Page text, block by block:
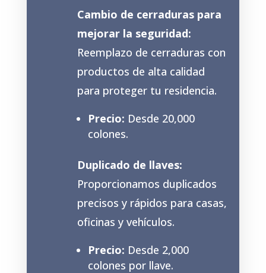
Cambio de cerraduras para
mejorar la seguridad:
Reemplazo de cerraduras con
productos de alta calidad
para proteger tu residencia.
Precio: Desde 20,000
colones.
Duplicado de llaves:
Proporcionamos duplicados
precisos y rápidos para casas,
oficinas y vehículos.
Precio: Desde 2,000
colones por llave.